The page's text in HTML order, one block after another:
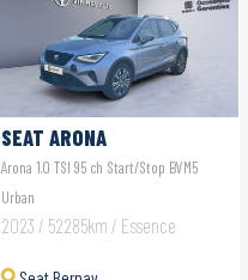
SEAT ARONA
Arona 1.0 TSI 95 ch Start/Stop BVM5
Urban
2023 / 52285km / Essence